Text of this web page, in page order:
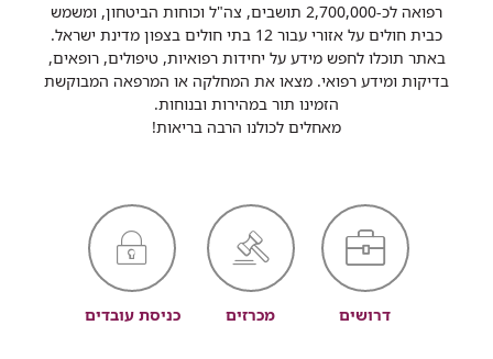
רפואה לכ-2,700,000 תושבים, צה"ל וכוחות הביטחון, ומשמש
כבית חולים על אזורי עבור 12 בתי חולים בצפון מדינת ישראל.
באתר תוכלו לחפש מידע על יחידות רפואיות, טיפולים, רופאים,
בדיקות ומידע רפואי. מצאו את המחלקה או המרפאה המבוקשת
הזמינו תור במהירות ובנוחות.
מאחלים לכולנו הרבה בריאות!
דרושים מכרזים כניסת עובדים